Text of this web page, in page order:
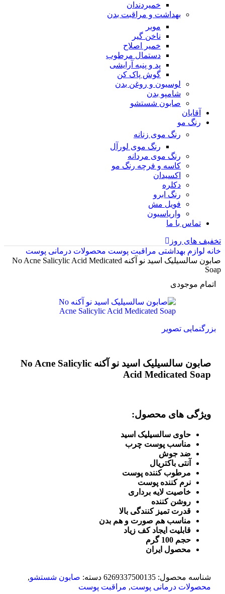
خمیردندان
بهداشت و مراقبت بدن
موبر
ناخن گیر
خمیر اصلاح
دستمال مرطوب
پد و پنبه آرایشی
گوش پاک کن
لوسیون و روغن بدن
شامپو بدن
صابون شستشو
آقایان
رنگ مو
رنگ موی زنانه
رنگ موی لورآل
رنگ موی مردانه
کاسه و فرچه رنگ مو
اکسیدان
دکلره
رنگ ابرو
فویل مش
واریاسیون
تماس با ما
تخفیف های روز
خانه لوازم بهداشتی مراقبت پوست محصولات درمانی پوست
صابون سالسیلیک اسید نو آکنه No Acne Salicylic Acid Medicated
Soap
اتمام موجودی
بزرگنمایی تصویر
صابون سالسیلیک اسید نو آکنه No Acne Salicylic
Acid Medicated Soap
ویژگی های محصول:
حاوی سالسیلیک اسید
مناسب پوست چرب
ضد جوش
آنتی باکتریال
مرطوب کننده پوست
نرم کننده پوست
خاصیت لایه برداری
روشن کننده
قدرت تمیز کنندگی بالا
مناسب هم صورت و هم بدن
قابلیت ایجاد کف زیاد
حجم 100 گرم
محصول ایران
شناسه محصول: 6269337500135 دسته: صابون شستشو,
محصولات درمانی پوست, مراقبت پوست